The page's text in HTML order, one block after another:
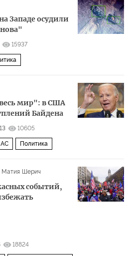
Западе осудили
15937
весь мир": в США
Байдена
13 10605
Политика
Матия Шерич
событий,
18824